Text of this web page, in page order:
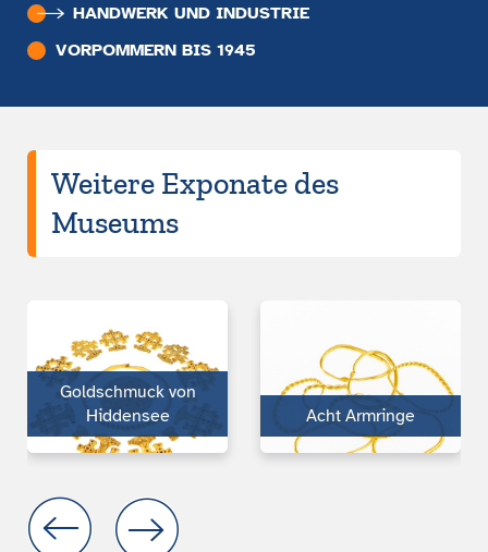
HANDWERK UND INDUSTRIE
VORPOMMERN BIS 1945
Weitere Exponate des
Museums
Gold­schmuck von
Hiddensee
Acht Armringe